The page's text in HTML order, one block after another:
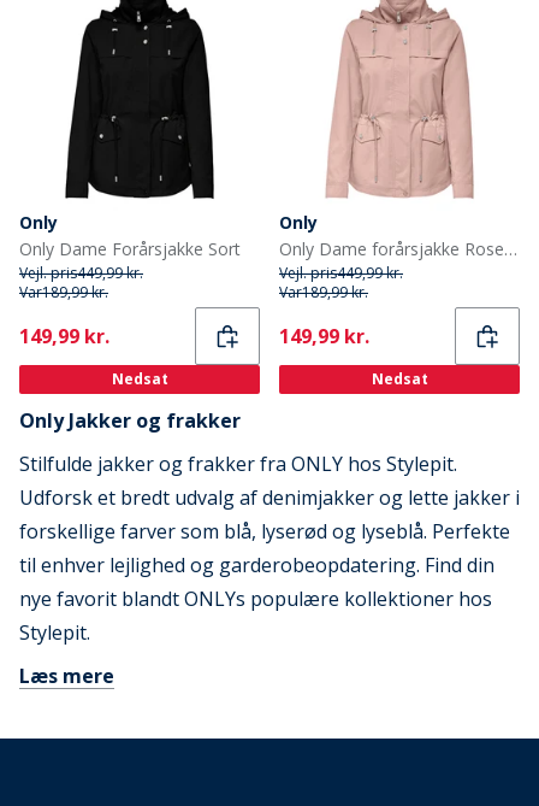
Only
Only Dame Forårsjakke Sort
Vejl. pris449,99 kr.
Var189,99 kr.
Current
149,99 kr.
Nedsat
Only
Only Dame forårsjakke Rose Smoke
Vejl. pris449,99 kr.
Var189,99 kr.
Current
149,99 kr.
Nedsat
Only Jakker og frakker
Stilfulde jakker og frakker fra ONLY hos Stylepit.
Udforsk et bredt udvalg af denimjakker og lette jakker i
forskellige farver som blå, lyserød og lyseblå. Perfekte
til enhver lejlighed og garderobeopdatering. Find din
nye favorit blandt ONLYs populære kollektioner hos
Stylepit.
Læs mere